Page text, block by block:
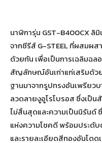
นาฬิการุ่น GST-B400CX ลิ
จากซีรีส์ G-STEEL ที่ผสมผส
ด้วยกัน เพื่อเป็นการเฉลิมฉ
สัญลักษณ์อันเก่าแก่เสริมด้ว
ฐานมาจากรูปทรงอันเพรียว
ลวดลายงูอูโรโบรอส ซึ่งเป็
ไม่สิ้นสุดและความเป็นนิรัน
แห่งความโชคดี พร้อมประดั
และรายละเอียดสีทองอันโด